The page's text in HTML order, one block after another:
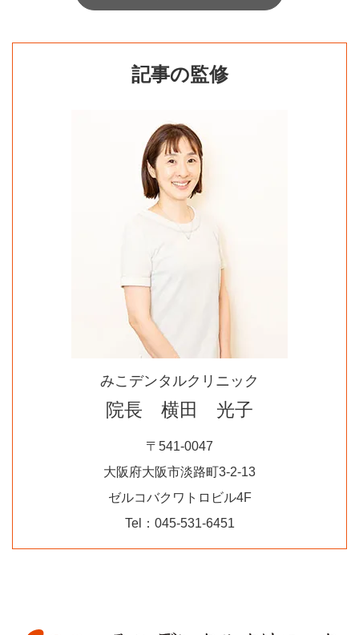
記事の監修
みこデンタルクリニック
院長 横田 光子
〒541-0047
大阪府大阪市淡路町3-2-13
ゼルコバクワトロビル4F
Tel：045-531-6451